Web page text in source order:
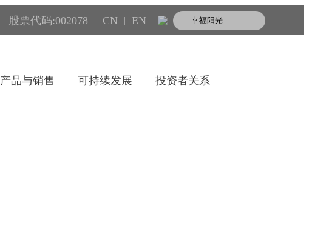
股票代码:002078 CN EN
产品与销售 可持续发展 投资者关系